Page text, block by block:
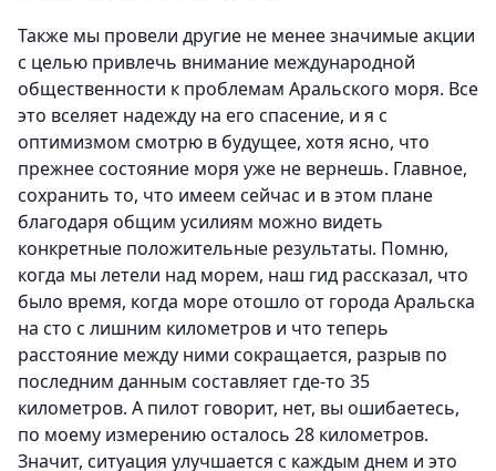
Также мы провели другие не менее значимые акции
с целью привлечь внимание международной
общественности к проблемам Аральского моря. Все
это вселяет надежду на его спасение, и я с
оптимизмом смотрю в будущее, хотя ясно, что
прежнее состояние моря уже не вернешь. Главное,
сохранить то, что имеем сейчас и в этом плане
благодаря общим усилиям можно видеть
конкретные положительные результаты. Помню,
когда мы летели над морем, наш гид рассказал, что
было время, когда море отошло от города Аральска
на сто с лишним километров и что теперь
расстояние между ними сокращается, разрыв по
последним данным составляет где-то 35
километров. А пилот говорит, нет, вы ошибаетесь,
по моему измерению осталось 28 километров.
Значит, ситуация улучшается с каждым днем и это